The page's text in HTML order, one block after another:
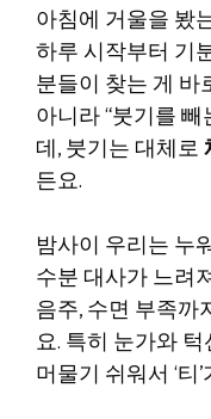
아침에 거울을 봤
하루 시작부터 기
분들이 찾는 게 바
아니라 “붓기를
데, 붓기는 대체로
든요.
밤사이 우리는 누
수분 대사가 느려
음주, 수면 부족까
요. 특히 눈가와
머물기 쉬워서 ‘티